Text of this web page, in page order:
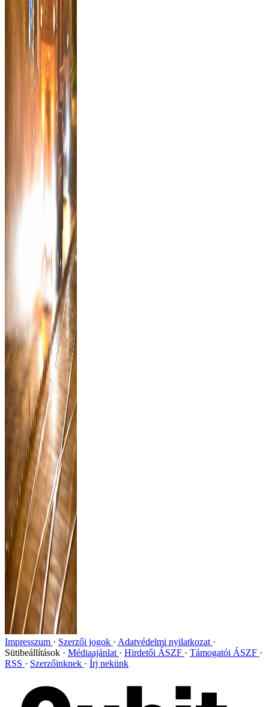
Impresszum Szerzői jogok
Adatvédelmi nyilatkozat
Sütibeállítások
Médiaajánlat Hirdetői ÁSZF
Támogatói ÁSZF
RSS
Szerzőinknek Írj nekünk